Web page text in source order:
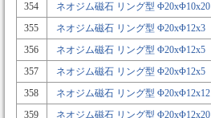
354
ネオジム磁石 リング型 Φ20xΦ10x20
355
ネオジム磁石 リング型 Φ20xΦ12x3
356
ネオジム磁石 リング型 Φ20xΦ12x5
357
ネオジム磁石 リング型 Φ20xΦ12x5
358
ネオジム磁石 リング型 Φ20xΦ12x12
359
ネオジム磁石 リング型 Φ20xΦ12x20